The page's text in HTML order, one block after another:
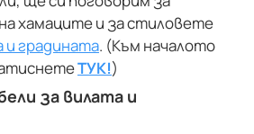
хамаците и за стиловете
и градината. (Към началото
ТУК!)
за вилата и